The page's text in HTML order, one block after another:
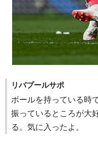
リバプールサポ
ボールを持っている時
振っているところが大
る。気に入ったよ。